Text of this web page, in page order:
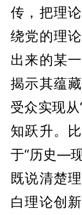
传，把理
绕党的理
出来的某
揭示其蕴
受众实现从
知跃升。
于“历史—
既说清楚
白理论创